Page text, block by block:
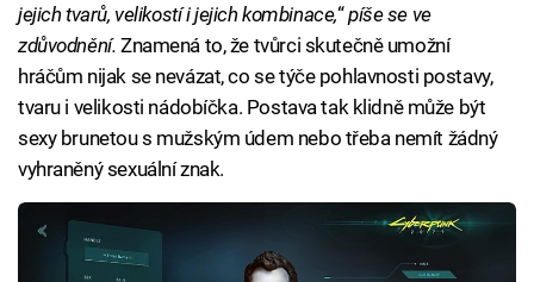
jejich tvarů, velikostí i jejich kombinace,“píše se ve
zdůvodnění. Znamená to, že tvůrci skutečně umožní
hráčům nijak se nevázat, co se týče pohlavnosti postavy,
tvaru i velikosti nádobíčka. Postava tak klidně může být
sexy brunetou s mužským údem nebo třeba nemít žádný
vyhraněný sexuální znak.